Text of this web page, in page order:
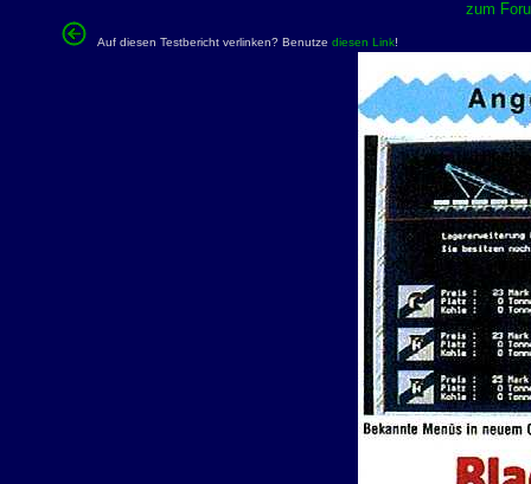
zum
Auf diesen Testbericht verlinken? Benutze diesen Link!